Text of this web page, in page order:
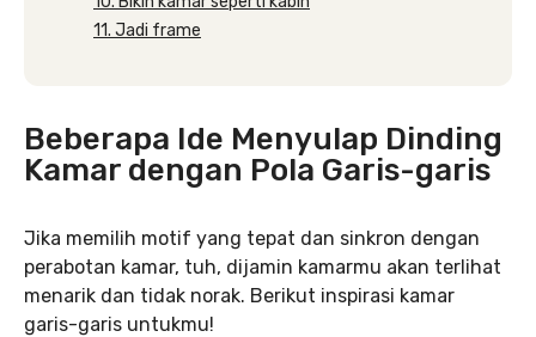
11. Jadi frame
Beberapa Ide Menyulap Dinding
Kamar dengan Pola Garis-garis
Jika memilih motif yang tepat dan sinkron dengan
perabotan kamar, tuh, dijamin kamarmu akan terlihat
menarik dan tidak norak. Berikut inspirasi kamar
garis-garis untukmu!